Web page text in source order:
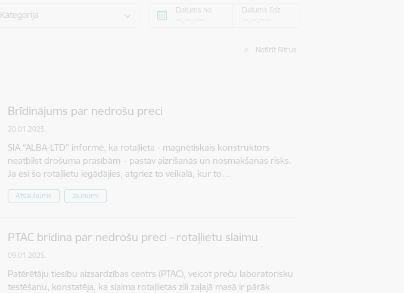
Kategorija Datums no Datums līdz
Notīrīt filtrus
Brīdinājums par nedrošu preci
20.01.2025.
SIA “ALBA-LTD” informē, ka rotaļlieta - magnētiskais konstruktors
neatbilst drošuma prasībām – pastāv aizrīšanās un nosmakšanas risks.
Ja esi šo rotaļlietu iegādājies, atgriez to veikalā, kur to…
Atsaukums Jaunumi
PTAC brīdina par nedrošu preci - rotaļlietu slaimu
09.01.2025.
Patērētāju tiesību aizsardzības centrs (PTAC), veicot preču laboratorisku
testēšanu, konstatēja, ka slaima rotaļlietas zili zaļajā masā ir pārāk